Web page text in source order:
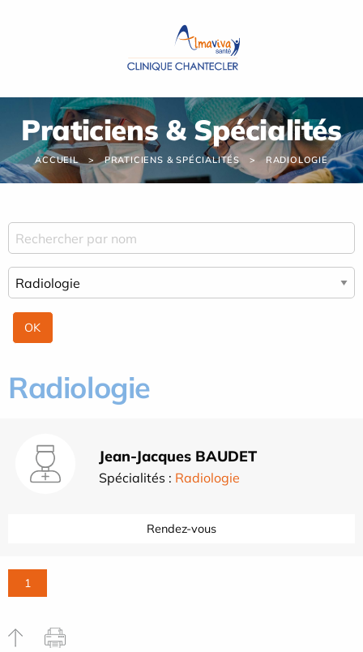
Praticiens & Spécialités
ACCUEIL PRATICIENS & SPÉCIALITÉS RADIOLOGIE
Radiologie
Jean-Jacques BAUDET
Spécialités : Radiologie
Rendez-vous
1